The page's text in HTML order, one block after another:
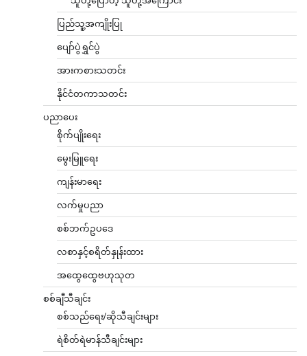
ပြည်သူ့အကျိုးပြု
ပျော်ပွဲရွှင်ပွဲ
အားကစားသတင်း
နိုင်ငံတကာသတင်း
ပညာပေး
စိုက်ပျိုးရေး
မွေးမြူရေး
ကျန်းမာရေး
လက်မှုပညာ
စစ်ဘက်ဥပဒေ
လစာနှင့်စရိတ်နှုန်းထား
အထွေထွေဗဟုသုတ
စစ်ချီသီချင်း
စစ်သည်ရေး/ဆိုသီချင်းများ
ရဲစိတ်ရဲမာန်သီချင်းများ